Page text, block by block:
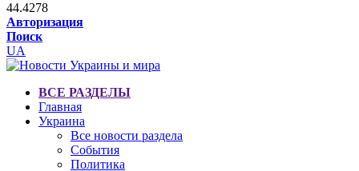
44.4278
Авторизация
Поиск
UA
ВСЕ РАЗДЕЛЫ
Главная
Украина
Все новости раздела
События
Политика